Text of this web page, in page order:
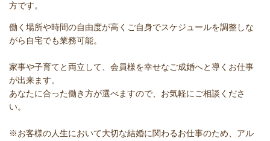
方です。
働く場所や時間の自由度が高くご自身でスケジュールを調整しな
がら自宅でも業務可能。
家事や子育てと両立して、会員様を幸せなご成婚へと導くお仕事
が出来ます。
あなたに合った働き方が選べますので、お気軽にご相談くださ
い。
※お客様の人生において大切な結婚に関わるお仕事のため、アル